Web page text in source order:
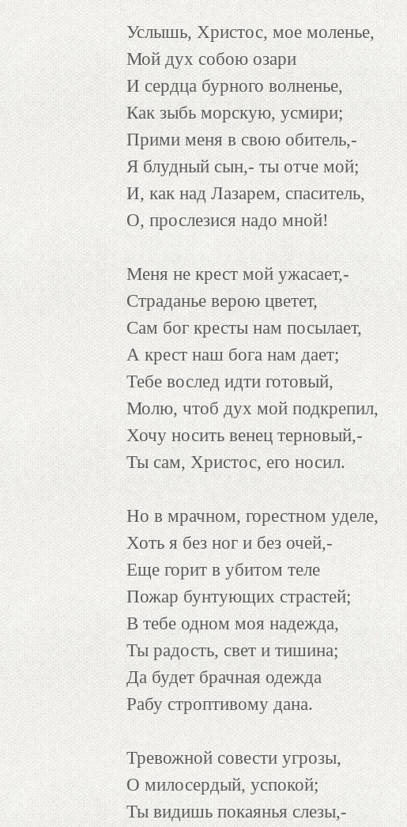
Услышь, Христос, мое моленье,
Мой дух собою озари
И сердца бурного волненье,
Как зыбь морскую, усмири;
Прими меня в свою обитель,-
Я блудный сын,- ты отче мой;
И, как над Лазарем, спаситель,
О, прослезися надо мной!
Меня не крест мой ужасает,-
Страданье верою цветет,
Сам бог кресты нам посылает,
А крест наш бога нам дает;
Тебе вослед идти готовый,
Молю, чтоб дух мой подкрепил,
Хочу носить венец терновый,-
Ты сам, Христос, его носил.
Но в мрачном, горестном уделе,
Хоть я без ног и без очей,-
Еще горит в убитом теле
Пожар бунтующих страстей;
В тебе одном моя надежда,
Ты радость, свет и тишина;
Да будет брачная одежда
Рабу строптивому дана.
Тревожной совести угрозы,
О милосердый, успокой;
Ты видишь покаянья слезы,-